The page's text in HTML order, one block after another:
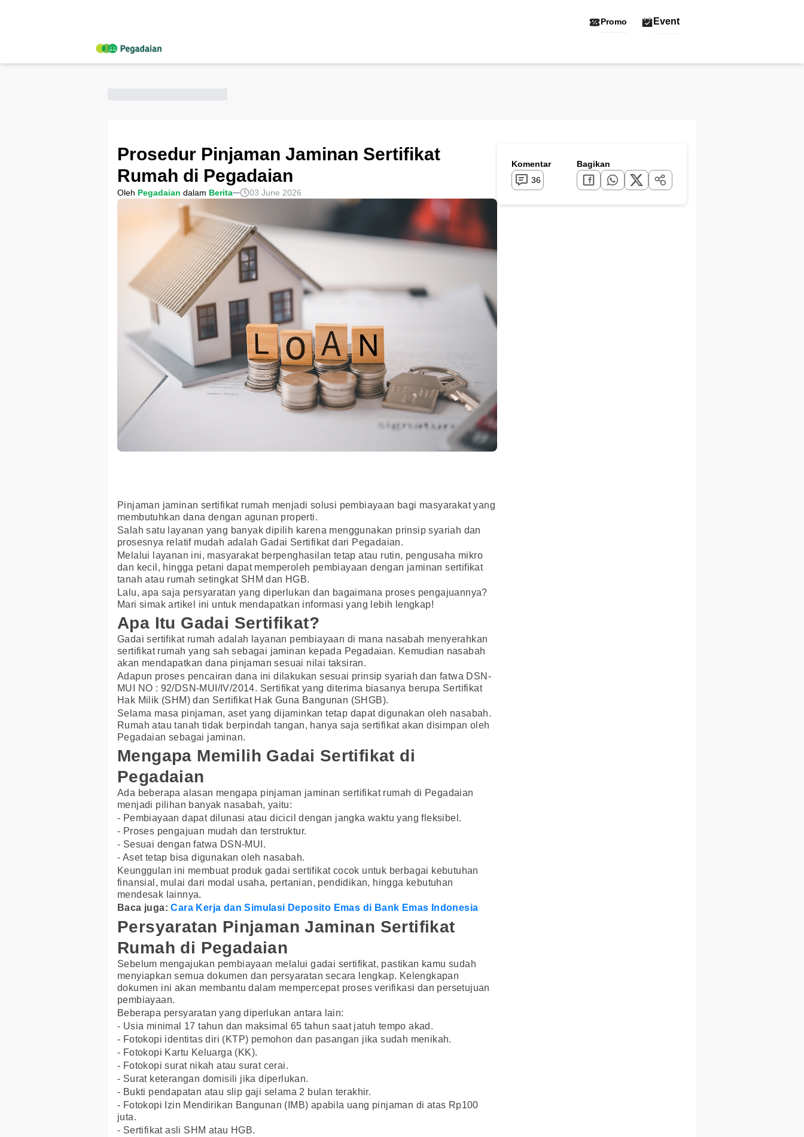
Promo Event
Prosedur Pinjaman Jaminan Sertifikat
Rumah di Pegadaian
Oleh Pegadaian dalam Berita 03 June 2026
Pinjaman jaminan sertifikat rumah menjadi solusi pembiayaan bagi masyarakat yang
membutuhkan dana dengan agunan properti.
Salah satu layanan yang banyak dipilih karena menggunakan prinsip syariah dan
prosesnya relatif mudah adalah Gadai Sertifikat dari Pegadaian.
Melalui layanan ini, masyarakat berpenghasilan tetap atau rutin, pengusaha mikro
dan kecil, hingga petani dapat memperoleh pembiayaan dengan jaminan sertifikat
tanah atau rumah setingkat SHM dan HGB.
Lalu, apa saja persyaratan yang diperlukan dan bagaimana proses pengajuannya?
Mari simak artikel ini untuk mendapatkan informasi yang lebih lengkap!
Apa Itu Gadai Sertifikat?
Gadai sertifikat rumah adalah layanan pembiayaan di mana nasabah menyerahkan
sertifikat rumah yang sah sebagai jaminan kepada Pegadaian. Kemudian nasabah
akan mendapatkan dana pinjaman sesuai nilai taksiran.
Adapun proses pencairan dana ini dilakukan sesuai prinsip syariah dan fatwa DSN-
MUI NO : 92/DSN-MUI/IV/2014. Sertifikat yang diterima biasanya berupa Sertifikat
Hak Milik (SHM) dan Sertifikat Hak Guna Bangunan (SHGB).
Selama masa pinjaman, aset yang dijaminkan tetap dapat digunakan oleh nasabah.
Rumah atau tanah tidak berpindah tangan, hanya saja sertifikat akan disimpan oleh
Pegadaian sebagai jaminan.
Mengapa Memilih Gadai Sertifikat di
Pegadaian
Ada beberapa alasan mengapa pinjaman jaminan sertifikat rumah di Pegadaian
menjadi pilihan banyak nasabah, yaitu:
- Pembiayaan dapat dilunasi atau dicicil dengan jangka waktu yang fleksibel.
- Proses pengajuan mudah dan terstruktur.
- Sesuai dengan fatwa DSN-MUI.
- Aset tetap bisa digunakan oleh nasabah.
Keunggulan ini membuat produk gadai sertifikat cocok untuk berbagai kebutuhan
finansial, mulai dari modal usaha, pertanian, pendidikan, hingga kebutuhan
mendesak lainnya.
Baca juga:Cara Kerja dan Simulasi Deposito Emas di Bank Emas Indonesia
Persyaratan Pinjaman Jaminan Sertifikat
Rumah di Pegadaian
Sebelum mengajukan pembiayaan melalui gadai sertifikat, pastikan kamu sudah
menyiapkan semua dokumen dan persyaratan secara lengkap. Kelengkapan
dokumen ini akan membantu dalam mempercepat proses verifikasi dan persetujuan
pembiayaan.
Beberapa persyaratan yang diperlukan antara lain:
- Usia minimal 17 tahun dan maksimal 65 tahun saat jatuh tempo akad.
- Fotokopi identitas diri (KTP) pemohon dan pasangan jika sudah menikah.
- Fotokopi Kartu Keluarga (KK).
- Fotokopi surat nikah atau surat cerai.
- Surat keterangan domisili jika diperlukan.
- Bukti pendapatan atau slip gaji selama 2 bulan terakhir.
- Fotokopi Izin Mendirikan Bangunan (IMB) apabila uang pinjaman di atas Rp100
juta.
- Sertifikat asli SHM atau HGB.
Komentar
36
Bagikan